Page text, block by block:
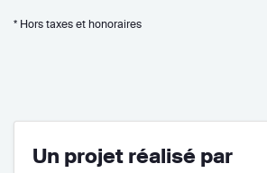
* Hors taxes et honoraires
Un projet réalisé par